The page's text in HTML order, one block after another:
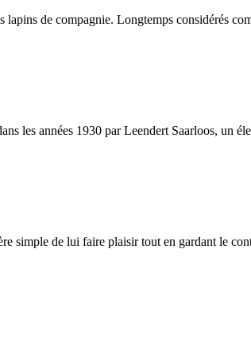
de compagnie. Longtemps considérés
les années 1930 par Leendert Saarloos, un
simple de lui faire plaisir tout en gardant le